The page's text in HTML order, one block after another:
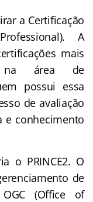
a Certificação
​.A
mais
na área de
possui essa
de avaliação
e conhecimento
o PRINCE2. O
de
(Office of